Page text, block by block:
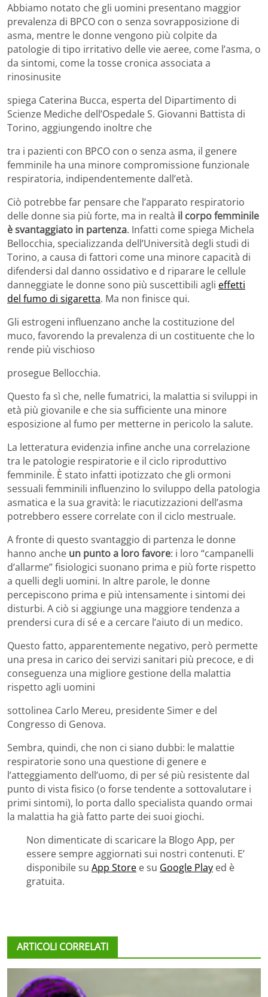
Abbiamo notato che gli uomini presentano maggior
prevalenza di BPCO con o senza sovrapposizione di
asma, mentre le donne vengono più colpite da
patologie di tipo irritativo delle vie aeree, come l’asma, o
da sintomi, come la tosse cronica associata a
rinosinusite
spiega Caterina Bucca, esperta del Dipartimento di
Scienze Mediche dell’Ospedale S. Giovanni Battista di
Torino, aggiungendo inoltre che
tra i pazienti con BPCO con o senza asma, il genere
femminile ha una minore compromissione funzionale
respiratoria, indipendentemente dall’età.
Ciò potrebbe far pensare che l’apparato respiratorio
delle donne sia più forte, ma in realtà il corpo femminile
è svantaggiato in partenza. Infatti come spiega Michela
Bellocchia, specializzanda dell’Università degli studi di
Torino, a causa di fattori come una minore capacità di
difendersi dal danno ossidativo e d riparare le cellule
danneggiate le donne sono più suscettibili agli effetti
del fumo di sigaretta. Ma non finisce qui.
Gli estrogeni influenzano anche la costituzione del
muco, favorendo la prevalenza di un costituente che lo
rende più vischioso
prosegue Bellocchia.
Questo fa sì che, nelle fumatrici, la malattia si sviluppi in
età più giovanile e che sia sufficiente una minore
esposizione al fumo per metterne in pericolo la salute.
La letteratura evidenzia infine anche una correlazione
tra le patologie respiratorie e il ciclo riproduttivo
femminile. È stato infatti ipotizzato che gli ormoni
sessuali femminili influenzino lo sviluppo della patologia
asmatica e la sua gravità: le riacutizzazioni dell’asma
potrebbero essere correlate con il ciclo mestruale.
A fronte di questo svantaggio di partenza le donne
hanno anche un punto a loro favore: i loro “campanelli
d’allarme” fisiologici suonano prima e più forte rispetto
a quelli degli uomini. In altre parole, le donne
percepiscono prima e più intensamente i sintomi dei
disturbi. A ciò si aggiunge una maggiore tendenza a
prendersi cura di sé e a cercare l’aiuto di un medico.
Questo fatto, apparentemente negativo, però permette
una presa in carico dei servizi sanitari più precoce, e di
conseguenza una migliore gestione della malattia
rispetto agli uomini
sottolinea Carlo Mereu, presidente Simer e del
Congresso di Genova.
Sembra, quindi, che non ci siano dubbi: le malattie
respiratorie sono una questione di genere e
l’atteggiamento dell’uomo, di per sé più resistente dal
punto di vista fisico (o forse tendente a sottovalutare i
primi sintomi), lo porta dallo specialista quando ormai
la malattia ha già fatto parte dei suoi giochi.
Non dimenticate di scaricare la Blogo App, per
essere sempre aggiornati sui nostri contenuti. E’
disponibile su App Store e su Google Play ed è
gratuita.
ARTICOLI CORRELATI